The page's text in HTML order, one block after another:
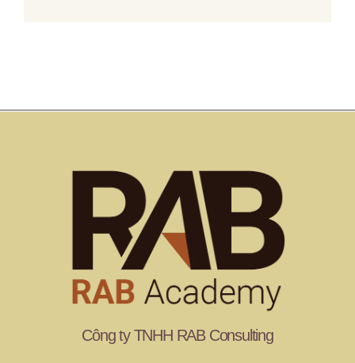
Công ty TNHH RAB Consulting